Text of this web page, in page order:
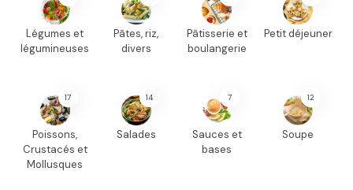
Légumes et
légumineuses
Pâtes, riz,
divers
Pâtisserie et
boulangerie
Petit déjeuner
17
Poissons,
Crustacés et
Mollusques
14
Salades
7
Sauces et
bases
12
Soupe